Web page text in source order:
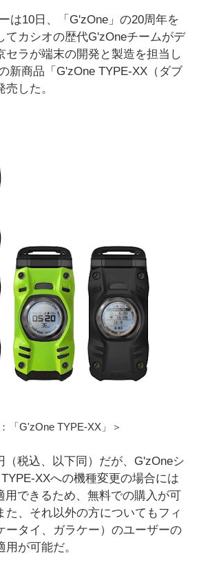
は10日、「G'zOne」の20周年を
てカシオの歴代G'zOneチームがデ
セラが端末の開発と製造を担当し
新商品「G'zOne TYPE-XX（ダブ
した。
「G'zOne TYPE-XX」＞
（税込、以下同）だが、G'zOneシ
XXへの機種変更の場合には
用できるため、無料での購入が可
た、それ以外の方についてもフィ
ータイ、ガラケー）のユーザーの
が可能だ。